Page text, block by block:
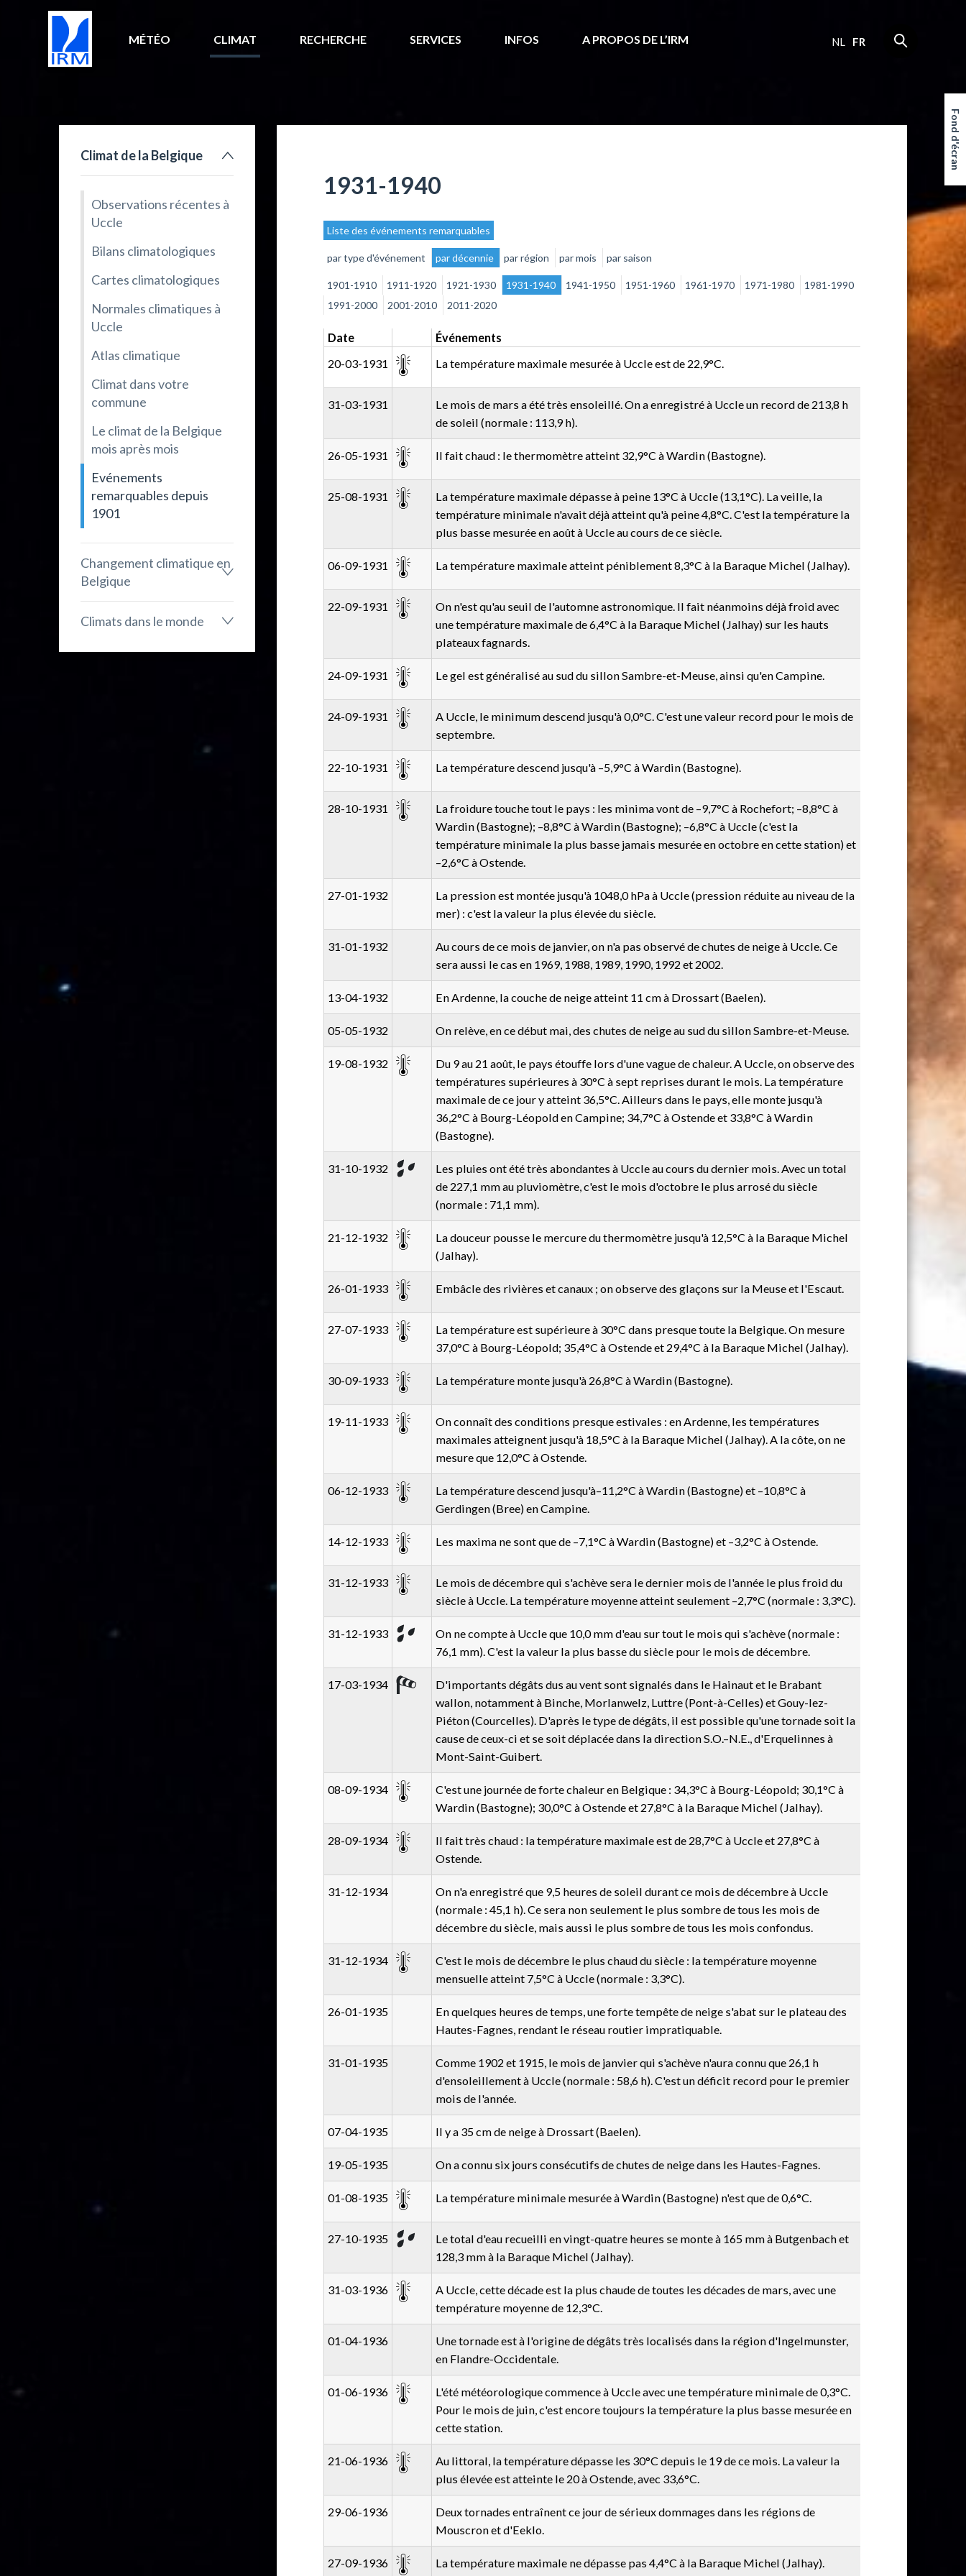
MÉTÉO CLIMAT RECHERCHE SERVICES INFOS A PROPOS DE L’IRM NL FR
Climat de la Belgique
Observations récentes à
Uccle
Bilans climatologiques
Cartes climatologiques
Normales climatiques à
Uccle
Atlas climatique
Climat dans votre
commune
Le climat de la Belgique
mois après mois
Evénements
remarquables depuis
1901
Changement climatique en
Belgique
Climats dans le monde
1931-1940
Liste des événements remarquables
par type d'événement par décennie par région par mois par saison
1901-1910 1911-1920 1921-1930 1931-1940 1941-1950 1951-1960 1961-1970 1971-1980
1981-1990
1991-2000
2001-2010 2011-2020
Date
Événements
20-03-1931
La température maximale mesurée à Uccle est de 22,9°C.
31-03-1931
Le mois de mars a été très ensoleillé. On a enregistré à Uccle un record de 213,8 h
de soleil (normale : 113,9 h).
26-05-1931 Il fait chaud : le thermomètre atteint 32,9°C à Wardin (Bastogne).
25-08-1931
La température maximale dépasse à peine 13°C à Uccle (13,1°C). La veille, la
température minimale n'avait déjà atteint qu'à peine 4,8°C. C'est la température la
plus basse mesurée en août à Uccle au cours de ce siècle.
06-09-1931 La température maximale atteint péniblement 8,3°C à la Baraque Michel (Jalhay).
22-09-1931
On n'est qu'au seuil de l'automne astronomique. Il fait néanmoins déjà froid avec
une température maximale de 6,4°C à la Baraque Michel (Jalhay) sur les hauts
plateaux fagnards.
24-09-1931 Le gel est généralisé au sud du sillon Sambre-et-Meuse, ainsi qu'en Campine.
24-09-1931
A Uccle, le minimum descend jusqu'à 0,0°C. C'est une valeur record pour le mois de
septembre.
22-10-1931 La température descend jusqu'à –5,9°C à Wardin (Bastogne).
28-10-1931
La froidure touche tout le pays : les minima vont de –9,7°C à Rochefort; –8,8°C à
Wardin (Bastogne); –8,8°C à Wardin (Bastogne); –6,8°C à Uccle (c'est la
température minimale la plus basse jamais mesurée en octobre en cette station) et
–2,6°C à Ostende.
27-01-1932
La pression est montée jusqu'à 1048,0 hPa à Uccle (pression réduite au niveau de la
mer) : c'est la valeur la plus élevée du siècle.
31-01-1932
Au cours de ce mois de janvier, on n'a pas observé de chutes de neige à Uccle. Ce
sera aussi le cas en 1969, 1988, 1989, 1990, 1992 et 2002.
13-04-1932 En Ardenne, la couche de neige atteint 11 cm à Drossart (Baelen).
05-05-1932 On relève, en ce début mai, des chutes de neige au sud du sillon Sambre-et-Meuse.
19-08-1932
Du 9 au 21 août, le pays étouffe lors d'une vague de chaleur. A Uccle, on observe des
températures supérieures à 30°C à sept reprises durant le mois. La température
maximale de ce jour y atteint 36,5°C. Ailleurs dans le pays, elle monte jusqu'à
36,2°C à Bourg-Léopold en Campine; 34,7°C à Ostende et 33,8°C à Wardin
(Bastogne).
31-10-1932
Les pluies ont été très abondantes à Uccle au cours du dernier mois. Avec un total
de 227,1 mm au pluviomètre, c'est le mois d'octobre le plus arrosé du siècle
(normale : 71,1 mm).
21-12-1932
La douceur pousse le mercure du thermomètre jusqu'à 12,5°C à la Baraque Michel
(Jalhay).
26-01-1933 Embâcle des rivières et canaux ; on observe des glaçons sur la Meuse et l'Escaut.
27-07-1933
La température est supérieure à 30°C dans presque toute la Belgique. On mesure
37,0°C à Bourg-Léopold; 35,4°C à Ostende et 29,4°C à la Baraque Michel (Jalhay).
30-09-1933 La température monte jusqu'à 26,8°C à Wardin (Bastogne).
19-11-1933
On connaît des conditions presque estivales : en Ardenne, les températures
maximales atteignent jusqu'à 18,5°C à la Baraque Michel (Jalhay). A la côte, on ne
mesure que 12,0°C à Ostende.
06-12-1933
La température descend jusqu'à–11,2°C à Wardin (Bastogne) et –10,8°C à
Gerdingen (Bree) en Campine.
14-12-1933 Les maxima ne sont que de –7,1°C à Wardin (Bastogne) et –3,2°C à Ostende.
31-12-1933
Le mois de décembre qui s'achève sera le dernier mois de l'année le plus froid du
siècle à Uccle. La température moyenne atteint seulement –2,7°C (normale : 3,3°C).
31-12-1933
On ne compte à Uccle que 10,0 mm d'eau sur tout le mois qui s'achève (normale :
76,1 mm). C'est la valeur la plus basse du siècle pour le mois de décembre.
17-03-1934
D'importants dégâts dus au vent sont signalés dans le Hainaut et le Brabant
wallon, notamment à Binche, Morlanwelz, Luttre (Pont-à-Celles) et Gouy-lez-
Piéton (Courcelles). D'après le type de dégâts, il est possible qu'une tornade soit la
cause de ceux-ci et se soit déplacée dans la direction S.O.–N.E., d'Erquelinnes à
Mont-Saint-Guibert.
08-09-1934
C'est une journée de forte chaleur en Belgique : 34,3°C à Bourg-Léopold; 30,1°C à
Wardin (Bastogne); 30,0°C à Ostende et 27,8°C à la Baraque Michel (Jalhay).
28-09-1934
Il fait très chaud : la température maximale est de 28,7°C à Uccle et 27,8°C à
Ostende.
31-12-1934
On n'a enregistré que 9,5 heures de soleil durant ce mois de décembre à Uccle
(normale : 45,1 h). Ce sera non seulement le plus sombre de tous les mois de
décembre du siècle, mais aussi le plus sombre de tous les mois confondus.
31-12-1934
C'est le mois de décembre le plus chaud du siècle : la température moyenne
mensuelle atteint 7,5°C à Uccle (normale : 3,3°C).
26-01-1935
En quelques heures de temps, une forte tempête de neige s'abat sur le plateau des
Hautes-Fagnes, rendant le réseau routier impratiquable.
31-01-1935
Comme 1902 et 1915, le mois de janvier qui s'achève n'aura connu que 26,1 h
d'ensoleillement à Uccle (normale : 58,6 h). C'est un déficit record pour le premier
mois de l'année.
07-04-1935 Il y a 35 cm de neige à Drossart (Baelen).
19-05-1935 On a connu six jours consécutifs de chutes de neige dans les Hautes-Fagnes.
01-08-1935 La température minimale mesurée à Wardin (Bastogne) n'est que de 0,6°C.
27-10-1935
Le total d'eau recueilli en vingt-quatre heures se monte à 165 mm à Butgenbach et
128,3 mm à la Baraque Michel (Jalhay).
31-03-1936
A Uccle, cette décade est la plus chaude de toutes les décades de mars, avec une
température moyenne de 12,3°C.
01-04-1936
Une tornade est à l'origine de dégâts très localisés dans la région d'Ingelmunster,
en Flandre-Occidentale.
01-06-1936
L'été météorologique commence à Uccle avec une température minimale de 0,3°C.
Pour le mois de juin, c'est encore toujours la température la plus basse mesurée en
cette station.
21-06-1936
Au littoral, la température dépasse les 30°C depuis le 19 de ce mois. La valeur la
plus élevée est atteinte le 20 à Ostende, avec 33,6°C.
29-06-1936
Deux tornades entraînent ce jour de sérieux dommages dans les régions de
Mouscron et d'Eeklo.
27-09-1936 La température maximale ne dépasse pas 4,4°C à la Baraque Michel (Jalhay).
Fond d'écran